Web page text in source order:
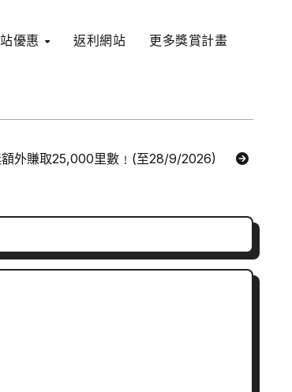
優惠 返利網站 更多獎賞計畫
外賺取25,000里數﹗(至28/9/2026)